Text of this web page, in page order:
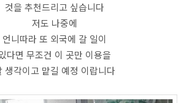
것을 추천드리고 싶습니다
저도 나중에
언니따라 또 외국에 갈 일이
다면 무조건 이 곳만 이용을
생각이고 맡길 예정 이랍니다